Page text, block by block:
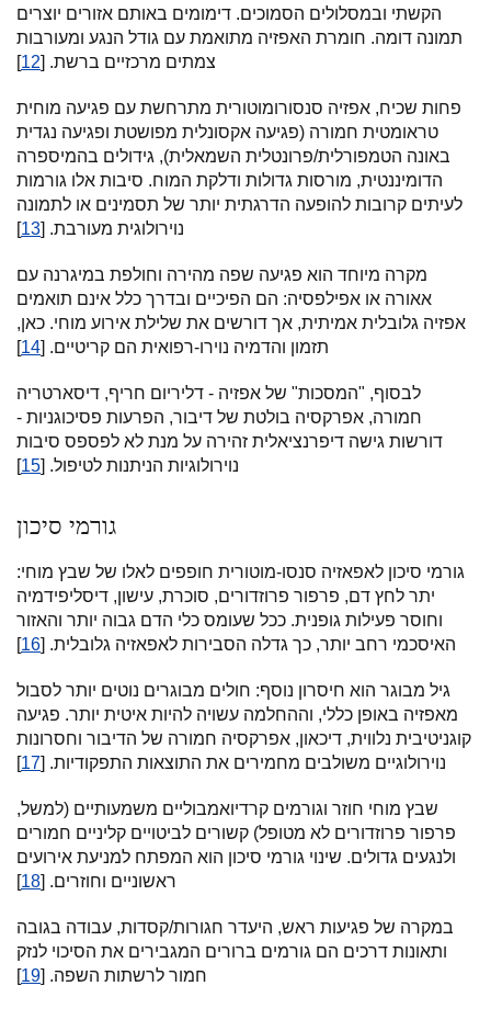
הקשתי ובמסלולים הסמוכים. דימומים באותם אזורים יוצרים
תמונה דומה. חומרת האפזיה מתואמת עם גודל הנגע ומעורבות
צמתים מרכזיים ברשת. [12
]
פחות שכיח, אפזיה סנסורומוטורית מתרחשת עם פגיעה מוחית
טראומטית חמורה (פגיעה אקסונלית מפושטת ופגיעה נגדית
באונה הטמפורלית/פרונטלית השמאלית), גידולים בהמיספרה
הדומיננטית, מורסות גדולות ודלקת המוח. סיבות אלו גורמות
לעיתים קרובות להופעה הדרגתית יותר של תסמינים או לתמונה
נוירולוגית מעורבת. [13
]
מקרה מיוחד הוא פגיעה שפה מהירה וחולפת במיגרנה עם
אאורה או אפילפסיה: הם הפיכיים ובדרך כלל אינם תואמים
אפזיה גלובלית אמיתית, אך דורשים את שלילת אירוע מוחי. כאן,
תזמון והדמיה נוירו-רפואית הם קריטיים. [14
]
לבסוף, "המסכות" של אפזיה - דליריום חריף, דיסארטריה
חמורה, אפרקסיה בולטת של דיבור, הפרעות פסיכוגניות -
דורשות גישה דיפרנציאלית זהירה על מנת לא לפספס סיבות
נוירולוגיות הניתנות לטיפול. [15
]
גורמי סיכון
גורמי סיכון לאפאזיה סנסו-מוטורית חופפים לאלו של שבץ מוחי:
יתר לחץ דם, פרפור פרוזדורים, סוכרת, עישון, דיסליפידמיה
וחוסר פעילות גופנית. ככל שעומס כלי הדם גבוה יותר והאזור
האיסכמי רחב יותר, כך גדלה הסבירות לאפאזיה גלובלית. [16
]
גיל מבוגר הוא חיסרון נוסף: חולים מבוגרים נוטים יותר לסבול
מאפזיה באופן כללי, וההחלמה עשויה להיות איטית יותר. פגיעה
קוגניטיבית נלווית, דיכאון, אפרקסיה חמורה של הדיבור וחסרונות
נוירולוגיים משולבים מחמירים את התוצאות התפקודיות. [17
]
שבץ מוחי חוזר וגורמים קרדיואמבוליים משמעותיים (למשל,
פרפור פרוזדורים לא מטופל) קשורים לביטויים קליניים חמורים
ולנגעים גדולים. שינוי גורמי סיכון הוא המפתח למניעת אירועים
ראשוניים וחוזרים. [18
]
במקרה של פגיעות ראש, היעדר חגורות/קסדות, עבודה בגובה
ותאונות דרכים הם גורמים ברורים המגבירים את הסיכוי לנזק
חמור לרשתות השפה. [19
]